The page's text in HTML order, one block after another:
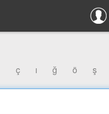
ç ı ğ ö ş